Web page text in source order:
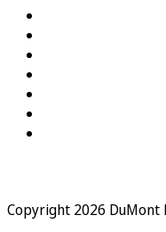
Copyright 2026 DuMont